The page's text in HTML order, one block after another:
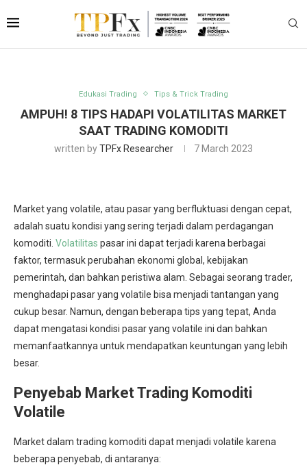
Edukasi Trading Tips & Trick Trading
AMPUH! 8 TIPS HADAPI VOLATILITAS MARKET
SAAT TRADING KOMODITI
written byTPFx Researcher 7 March 2023
Market yang volatile, atau pasar yang berfluktuasi dengan cepat,
adalah suatu kondisi yang sering terjadi dalam perdagangan
komoditi. Volatilitas pasar ini dapat terjadi karena berbagai
faktor, termasuk perubahan ekonomi global, kebijakan
pemerintah, dan bahkan peristiwa alam. Sebagai seorang trader,
menghadapi pasar yang volatile bisa menjadi tantangan yang
cukup besar. Namun, dengan beberapa tips yang tepat, Anda
dapat mengatasi kondisi pasar yang volatile ini dan bahkan
memanfaatkannya untuk mendapatkan keuntungan yang lebih
besar.
Penyebab Market Trading Komoditi
Volatile
Market dalam trading komoditi dapat menjadi volatile karena
beberapa penyebab, di antaranya: